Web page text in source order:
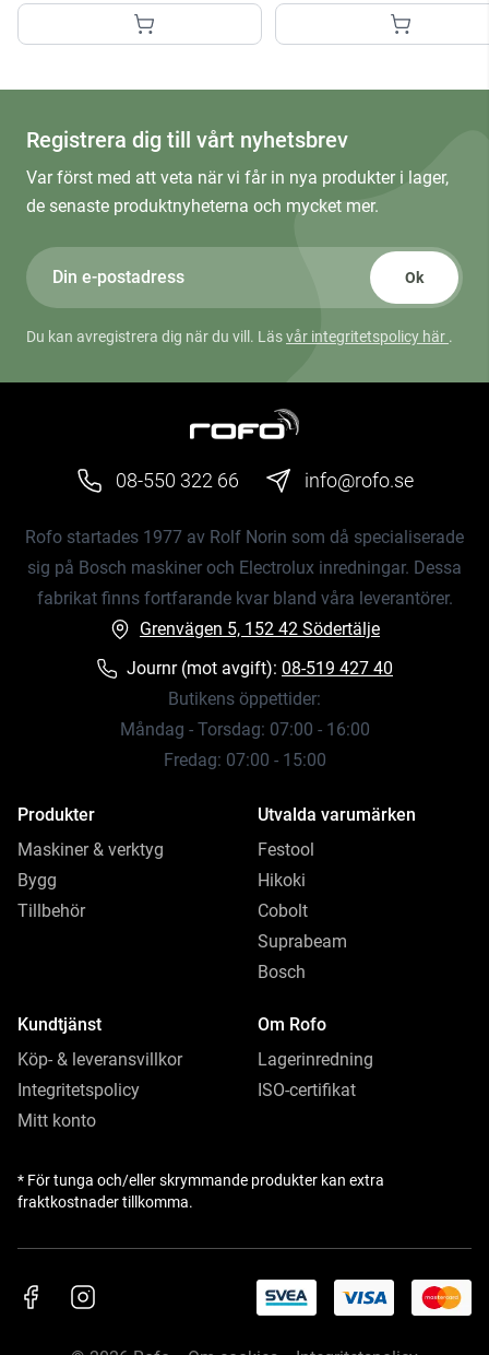
Registrera dig till vårt nyhetsbrev
Var först med att veta när vi får in nya produkter i lager,
de senaste produktnyheterna och mycket mer.
Ok
Du kan avregistrera dig när du vill. Läsvår integritetspolicy här .
08-550 322 66 info@rofo.se
Rofo startades 1977 av Rolf Norin som då specialiserade
sig på Bosch maskiner och Electrolux inredningar. Dessa
fabrikat finns fortfarande kvar bland våra leverantörer.
Grenvägen 5, 152 42 Södertälje
Journr (mot avgift): 08-519 427 40
Butikens öppettider:
Måndag - Torsdag: 07:00 - 16:00
Fredag: 07:00 - 15:00
Produkter
Maskiner & verktyg
Bygg
Tillbehör
Utvalda varumärken
Festool
Hikoki
Cobolt
Suprabeam
Bosch
Kundtjänst
Köp- & leveransvillkor
Integritetspolicy
Mitt konto
Om Rofo
Lagerinredning
ISO-certifikat
* För tunga och/eller skrymmande produkter kan extra
fraktkostnader tillkomma.